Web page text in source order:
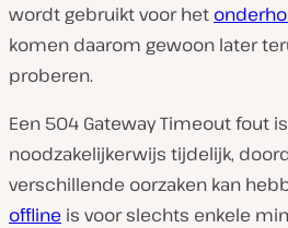
wordt gebruikt voor het
komen daarom gewoon later
proberen.
Een 504 Gateway Timeout fout
noodzakelijkerwijs tijdelijk,
verschillende oorzaken kan
offline is voor slechts enkele